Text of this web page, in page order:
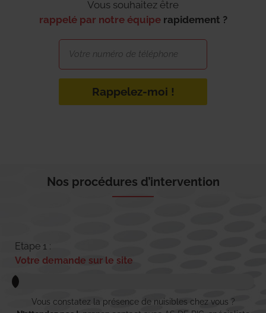
Vous souhaitez être
rappelé par notre équipe rapidement ?
Rappelez-moi !
Nos procédures d’intervention
Etape 1 :
Votre demande sur le site
Vous constatez la présence de nuisibles chez vous ?